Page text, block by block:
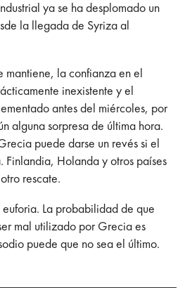
ya se ha desplomado un
la llegada de Syriza al
mantiene, la confianza en el
inexistente y el
antes del miércoles, por
alguna sorpresa de última hora.
puede darse un revés si el
Finlandia, Holanda y otros países
rescate.
euforia. La probabilidad de que
mal utilizado por Grecia es
puede que no sea el último.